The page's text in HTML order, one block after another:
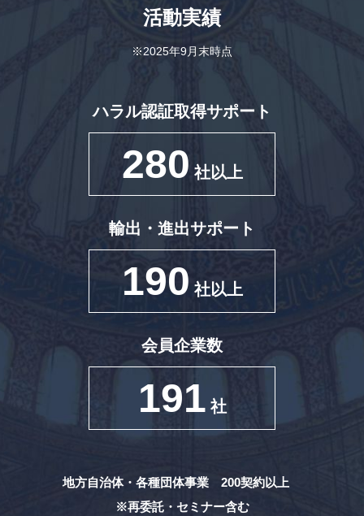
活動実績
※2025年9月末時点
ハラル認証取得サポート
280 社以上
輸出・進出サポート
190 社以上
会員企業数
191 社
地方自治体・各種団体事業 200契約以上
※再委託・セミナー含む